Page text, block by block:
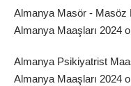
Almanya Masör - Masöz
Almanya Maaşları 2024
Almanya Psikiyatrist
Almanya Maaşları 2024